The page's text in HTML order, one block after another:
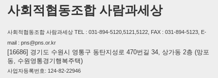
사회적협동조합 사람과세상
사회적협동조합 사람과세상 TEL : 031-894-5120,5121,5122, FAX : 031-894-5123, E-
mail : pns@pns.or.kr
[16686] 경기도 수원시 영통구 동탄지성로 470번길 34, 상가동 2층 (망포
동, 수원영통경기행복주택)
사업자등록번호: 124-82-22946